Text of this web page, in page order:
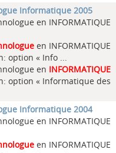
Informatique 2005
en INFORMATIQUE
en INFORMATIQUE
option « Info ...
en INFORMATIQUE
option « Informatique des
Informatique 2004
en INFORMATIQUE
en INFORMATIQUE